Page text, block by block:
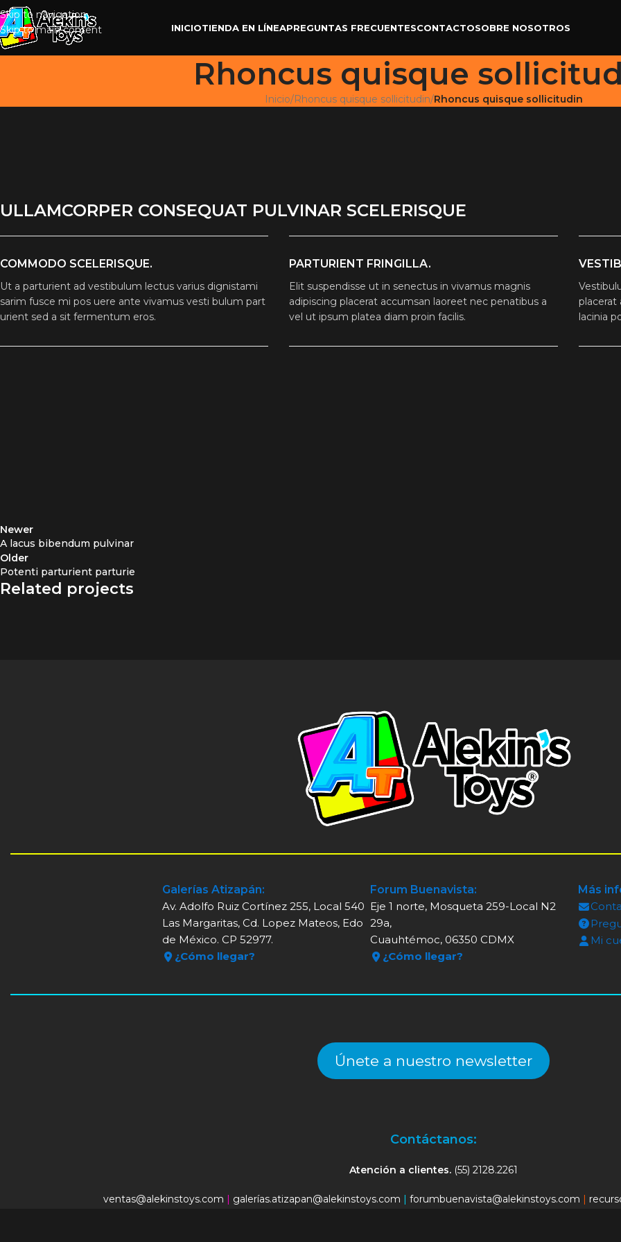
Skip to navigation
Skip to main content
INICIOTIENDA EN LÍNEAPREGUNTAS FRECUENTESCONTACTOSOBRE NOSOTROS
Rhoncus quisque
Inicio/Rhoncus quisque sollicitudin/Rhoncus quisque sollicitudin
ULLAMCORPER CONSEQUAT PULVINAR SCELERISQUE
COMMODO SCELERISQUE.
Ut a parturient ad vestibulum lectus varius dignistami
sarim fusce mi pos uere ante vivamus vesti bulum part
urient sed a sit fermentum eros.
PARTURIENT FRINGILLA.
Elit suspendisse ut in senectus in vivamus magnis
adipiscing placerat accumsan laoreet nec penatibus a
vel ut ipsum platea diam proin facilis.
placerat
lacinia
Newer
A lacus bibendum pulvinar
Older
Potenti parturient parturie
Related projects
Galerías Atizapán:
Av. Adolfo Ruiz Cortínez 255, Local 540
Las Margaritas, Cd. Lopez Mateos, Edo
de México. CP 52977.
¿Cómo llegar?
Forum Buenavista:
Eje 1 norte, Mosqueta 259-Local N2
29a,
Cuauhtémoc, 06350 CDMX
¿Cómo llegar?
Más
Mi
Únete a nuestro newsletter
Contáctanos:
Atención a clientes. (55) 2128.2261
ventas@alekinstoys.com | galerías.atizapan@alekinstoys.com | forumbuenavista@alekinstoys.com |